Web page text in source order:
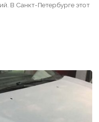
В Санкт-Петербурге этот